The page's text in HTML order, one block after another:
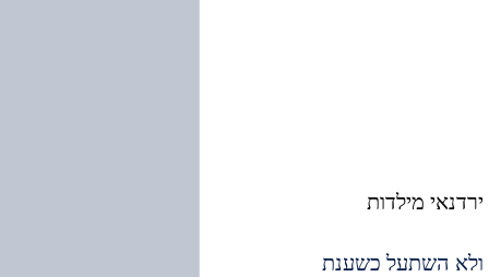
מילדות
ולא השתעל כשענת